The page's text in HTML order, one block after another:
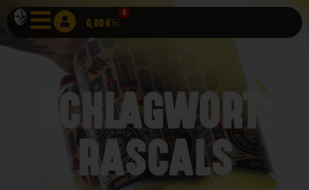
0,00€
0
SCHLAGWORT:
RASCALS